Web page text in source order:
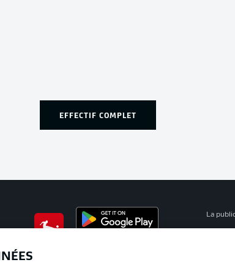
EFFECTIF COMPLET
La